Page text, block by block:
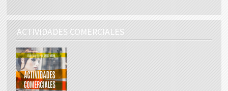
ACTIVIDADES COMERCIALES